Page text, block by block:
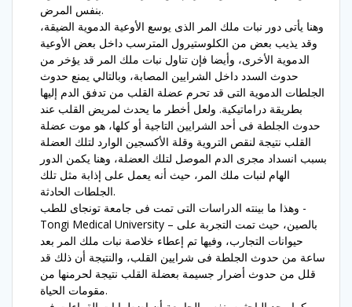
بنفس المرض.
وهنا يأتى دور نبات ملك المر الذى يوسع الأوعية الدموية الضيقة،
وقد يذيب بعض من الكلوستيرول المترسب داخل بعض الأوعية
الدموية الأخرى، وأيضا فإن تناول نبات ملك المر قد يؤخر من
حدوث السدد داخل الشرايين المصابة، وبالتالي يمنع حدوث
الجلطات الدموية التى قد تحرم عضلة القلب من تدفق الدم إليها
بطريقة دراماتيكية. ولعل أخطر ما يحدث لمريض القلب عند
حدوث الجلطة فى أحد الشرايين التاجية أو كلها، هو موت عضلة
القلب نتيجة لنقص التروية وقلة الأكسجين الوارد لتلك العضلة
بسبب انسداد مجرى الدم الموصل لتلك العضلة، وهنا يكمن الدور
الهام لنبات ملك المر، حيث أنه يعمل على إذابة مثل تلك
الجلطات الحادثة.
وهذا ما بينته الدراسات التى تمت فى جامعة تونجاى للطب -
Tongi Medical University – بالصين، حيث تمت التجربة على
حيوانات التجارب، وفيها تم إعطاء خلاصة نبات ملك المر بعد
ساعة من حدوث الجلطة فى شرايين القلب، والنتيجة أن ذلك قد
قلل من حدوث أضرار جسيمة بعضلة القلب نتيجة لحرمنها من
مقومات الحياة.